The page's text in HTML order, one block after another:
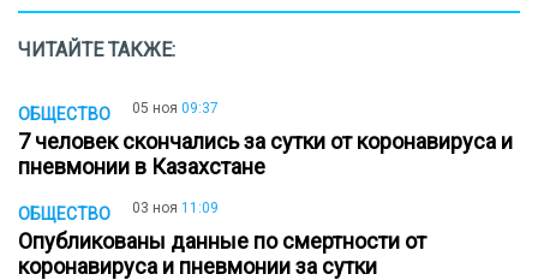
ЧИТАЙТЕ ТАКЖЕ:
ОБЩЕСТВО 05 ноя 09:37
7 человек скончались за сутки от коронавируса и
пневмонии в Казахстане
ОБЩЕСТВО 03 ноя 11:09
Опубликованы данные по смертности от
коронавируса и пневмонии за сутки